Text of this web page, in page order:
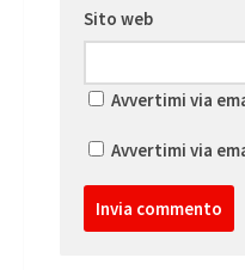
Sito web
Avvertimi via
Avvertimi via